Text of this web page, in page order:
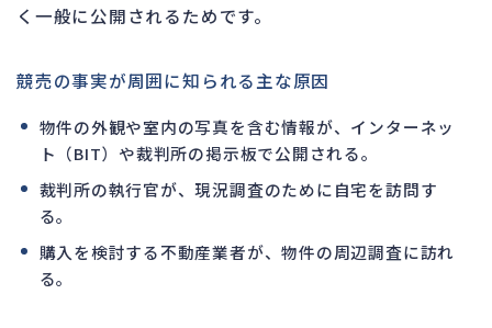
く一般に公開されるためです。
競売の事実が周囲に知られる主な原因
物件の外観や室内の写真を含む情報が、インターネッ
ト（BIT）や裁判所の掲示板で公開される。
裁判所の執行官が、現況調査のために自宅を訪問す
る。
購入を検討する不動産業者が、物件の周辺調査に訪れ
る。